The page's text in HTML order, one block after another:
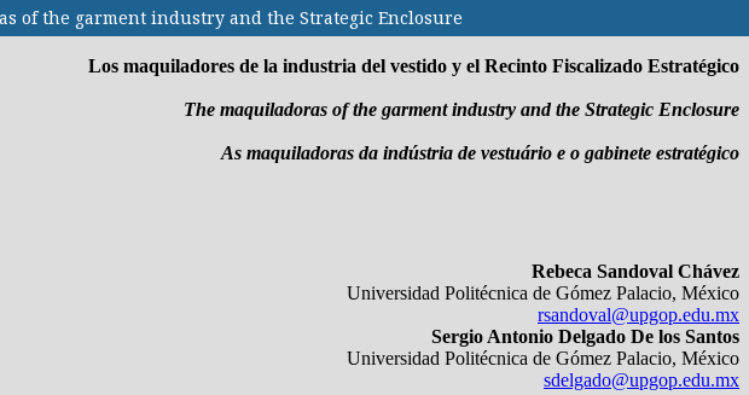
of the garment industry and the Strategic Enclosure